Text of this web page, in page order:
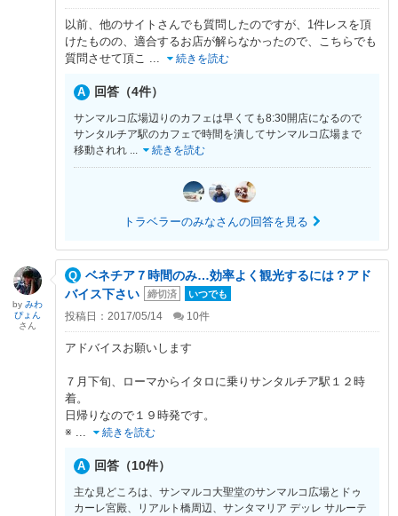
以前、他のサイトさんでも質問したのですが、1件レスを頂
けたものの、適合するお店が解らなかったので、こちらでも
質問させて頂こ
続きを読む
回答（4件）
サンマルコ広場辺りのカフェは早くても8:30開店になるので
サンタルチア駅のカフェで時間を潰してサンマルコ広場まで
移動されれ ... 続きを読む
トラベラーのみなさんの回答を見る
ベネチア７時間のみ…効率よく観光するには？アド
バイス下さい
締切済 いつでも
投稿日：2017/05/14 10件
アドバイスお願いします
７月下旬、ローマからイタロに乗りサンタルチア駅１２時
着。
日帰りなので１９時発です。
※ ... 続きを読む
回答（10件）
主な見どころは、サンマルコ大聖堂のサンマルコ広場とドゥ
カーレ宮殿、リアルト橋周辺、サンタマリア デッレ サルーテ
by みわ
ぴょん
さん